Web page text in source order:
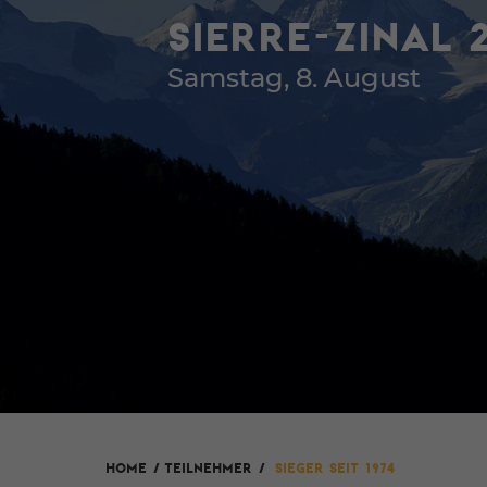
SIERRE-ZINAL
Samstag, 8. August
HOME / Teilnehmer / Sieger seit 1974